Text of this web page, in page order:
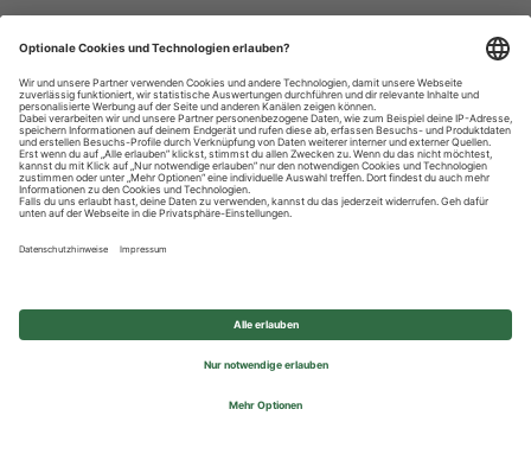
Datenschutzhinweise
Impressum
Privatsphäre-Einstellungen
© 2026 REWE Group - All rights reserved